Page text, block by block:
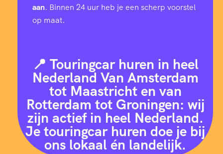
aan. Binnen 24 uur heb je een scherp voorstel
op maat.
📍 Touringcar huren in heel
Nederland Van Amsterdam
tot Maastricht en van
Rotterdam tot Groningen: wij
zijn actief in heel Nederland.
Je touringcar huren doe je bij
ons lokaal én landelijk.